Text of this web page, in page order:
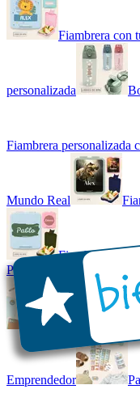
Fiambrera con
personalizada
Fiambrera personalizada
Mundo Real
Fiambrera con
Paquetes
Kit combinado
Emprendedor